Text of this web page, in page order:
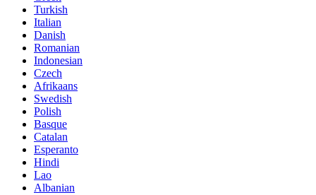
Turkish
Italian
Danish
Romanian
Indonesian
Czech
Afrikaans
Swedish
Polish
Basque
Catalan
Esperanto
Hindi
Lao
Albanian